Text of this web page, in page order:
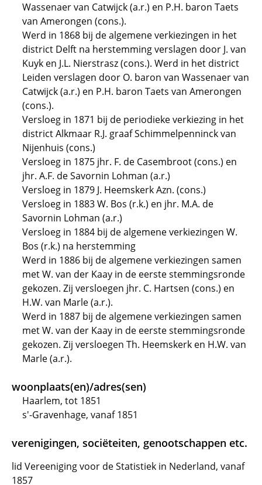
Wassenaer van Catwijck (a.r.) en P.H. baron Taets
van Amerongen (cons.).
Werd in 1868 bij de algemene verkiezingen in het
district Delft na herstemming verslagen door J. van
Kuyk en J.L. Nierstrasz (cons.). Werd in het district
Leiden verslagen door O. baron van Wassenaer van
Catwijck (a.r.) en P.H. baron Taets van Amerongen
(cons.).
Versloeg in 1871 bij de periodieke verkiezing in het
district Alkmaar R.J. graaf Schimmelpenninck van
Nijenhuis (cons.)
Versloeg in 1875 jhr. F. de Casembroot (cons.) en
jhr. A.F. de Savornin Lohman (a.r.)
Versloeg in 1879 J. Heemskerk Azn. (cons.)
Versloeg in 1883 W. Bos (r.k.) en jhr. M.A. de
Savornin Lohman (a.r.)
Versloeg in 1884 bij de algemene verkiezingen W.
Bos (r.k.) na herstemming
Werd in 1886 bij de algemene verkiezingen samen
met W. van der Kaay in de eerste stemmingsronde
gekozen. Zij versloegen jhr. C. Hartsen (cons.) en
H.W. van Marle (a.r.).
Werd in 1887 bij de algemene verkiezingen samen
met W. van der Kaay in de eerste stemmingsronde
gekozen. Zij versloegen Th. Heemskerk en H.W. van
Marle (a.r.).
woonplaats(en)/adres(sen)
Haarlem, tot 1851
s'-Gravenhage, vanaf 1851
verenigingen, sociëteiten, genootschappen etc.
lid Vereeniging voor de Statistiek in Nederland, vanaf
1857